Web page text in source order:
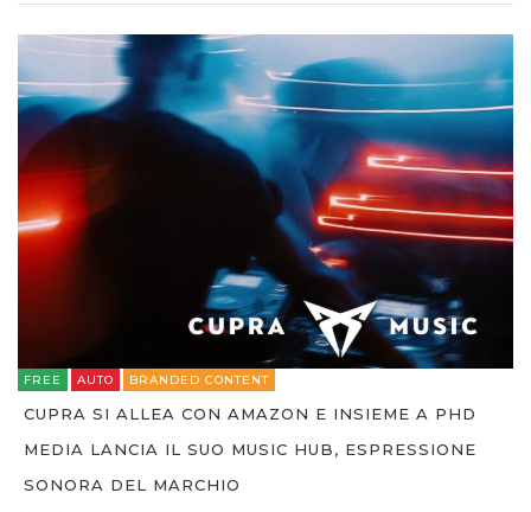
FREE AUTO BRANDED CONTENT
CUPRA SI ALLEA CON AMAZON E INSIEME A PHD
MEDIA LANCIA IL SUO MUSIC HUB, ESPRESSIONE
SONORA DEL MARCHIO